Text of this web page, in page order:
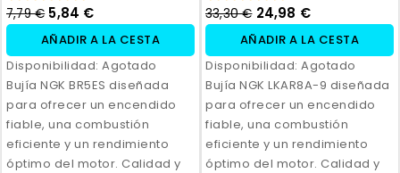
7,79 € 5,84 €
AÑADIR A LA CESTA
Disponibilidad: Agotado
Bujía NGK BR5ES diseñada
para ofrecer un encendido
fiable, una combustión
eficiente y un rendimiento
óptimo del motor. Calidad y
33,30 € 24,98 €
AÑADIR A LA CESTA
Disponibilidad: Agotado
Bujía NGK LKAR8A-9 diseñada
para ofrecer un encendido
fiable, una combustión
eficiente y un rendimiento
óptimo del motor. Calidad y